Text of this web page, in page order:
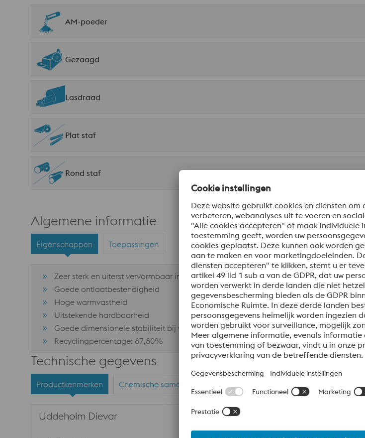
AM-poeder
Gezaagd
Lasdraad
Plat staf
Rond staf
Algemene informatie
Eigenschappen Toepassingen
Zeer sterk en uiterst vervormbaar in alle richtingen
Goede ontlaatbestendigheid
Hoge warmvastheid
Uitstekende hardbaarheid
Goede dimensionele stabiliteit bij warmtebehandeling en tijdens het aanbrengen
Recyclingpercentage: 87,80%
Technische gegevens
Productkenmerken Chemische samenstelling
Uddeholm Dievar